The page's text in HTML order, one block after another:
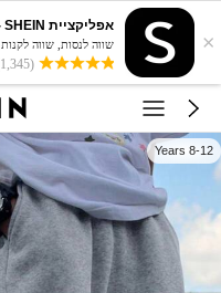
×
אפליקציית SHEIN - מוכן, הכן, סטייל!
שווה לנסות, שווה לקנות
(1,345)
8-12 Years